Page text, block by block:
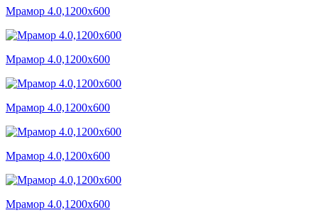
Мрамор 4.0,1200x600
Мрамор 4.0,1200x600
Мрамор 4.0,1200x600
Мрамор 4.0,1200x600
Мрамор 4.0,1200x600